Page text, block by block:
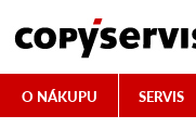
O NÁKUPU SERVIS